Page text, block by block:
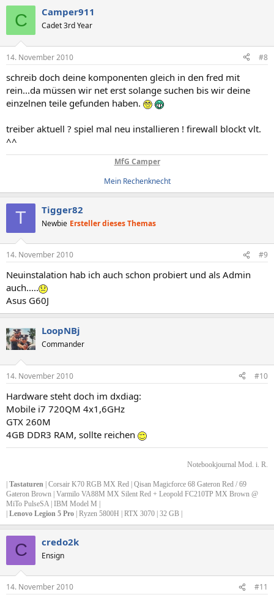
C Camper911
Cadet 3rd Year
14. November 2010 #8
schreib doch deine komponenten gleich in den fred mit
rein...da müssen wir net erst solange suchen bis wir deine
einzelnen teile gefunden haben.
treiber aktuell ? spiel mal neu installieren ! firewall blockt vlt.
^^
MfG Camper
Mein Rechenknecht
T Tigger82
Newbie Ersteller dieses Themas
14. November 2010 #9
Neuinstalation hab ich auch schon probiert und als Admin
auch.....
Asus G60J
LoopNBj
Commander
14. November 2010 #10
Hardware steht doch im dxdiag:
Mobile i7 720QM 4x1,6GHz
GTX 260M
4GB DDR3 RAM, sollte reichen
Notebookjournal Mod. i. R.
| Tastaturen | Corsair K70 RGB MX Red | Qisan Magicforce 68 Gateron Red / 69
Gateron Brown | Varmilo VA88M MX Silent Red + Leopold FC210TP MX Brown @
MiTo PulseSA | IBM Model M |
| Lenovo Legion 5 Pro | Ryzen 5800H | RTX 3070 | 32 GB |
C credo2k
Ensign
14. November 2010 #11